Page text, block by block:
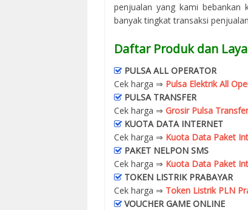
penjualan yang kami bebankan
banyak tingkat transaksi
Daftar Produk dan
PULSA ALL OPERATOR
Cek harga ⇒ Pulsa Elektrik All
PULSA TRANSFER
Cek harga ⇒ Grosir Pulsa
KUOTA DATA INTERNET
Cek harga ⇒ Kuota Data Paket
PAKET NELPON SMS
Cek harga ⇒ Kuota Data Paket
TOKEN LISTRIK PRABAYAR
Cek harga ⇒ Token Listrik PLN
VOUCHER GAME ONLINE